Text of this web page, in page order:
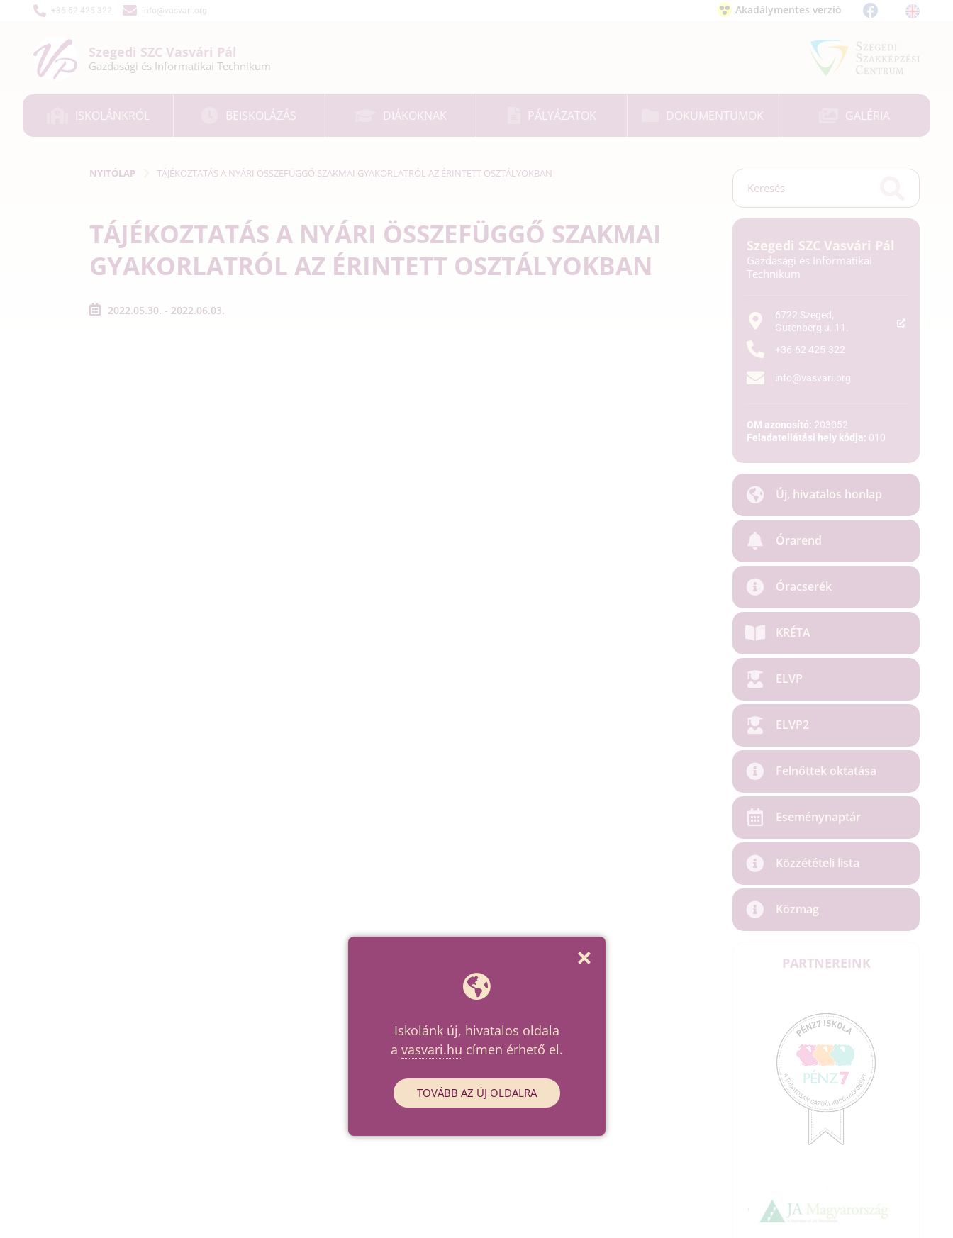
+36-62 425-322 info@vasvari.org Akadálymentes verzió
Szegedi SZC Vasvári Pál
Gazdasági és Informatikai Technikum
ISKOLÁNKRÓL BEISKOLÁZÁS DIÁKOKNAK PÁLYÁZATOK DOKUMENTUMOK GALÉRIA
NYITÓLAP TÁJÉKOZTATÁS A NYÁRI ÖSSZEFÜGGŐ SZAKMAI GYAKORLATRÓL AZ ÉRINTETT OSZTÁLYOKBAN
TÁJÉKOZTATÁS A NYÁRI ÖSSZEFÜGGŐ SZAKMAI
GYAKORLATRÓL AZ ÉRINTETT OSZTÁLYOKBAN
2022.05.30. - 2022.06.03.
Szegedi SZC Vasvári Pál
Gazdasági és Informatikai
Technikum
6722 Szeged,
Gutenberg u. 11.
+36-62 425-322
info@vasvari.org
OM azonosító: 203052
Feladatellátási hely kódja: 010
Új, hivatalos honlap
Órarend
Óracserék
KRÉTA
ELVP
ELVP2
Felnőttek oktatása
Eseménynaptár
Közzétételi lista
Közmag
PARTNEREINK
Iskolánk új, hivatalos oldala
a vasvari.hu címen érhető el.
TOVÁBB AZ ÚJ OLDALRA